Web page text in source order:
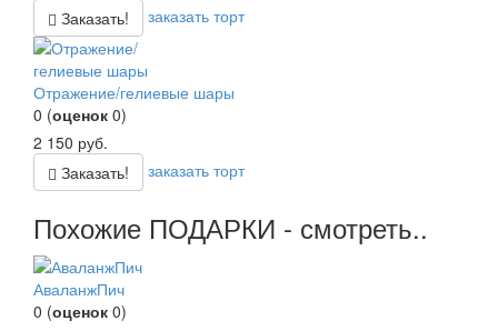
Заказать!
заказать торт
Отражение/гелиевые шары
0 (оценок 0)
2 150 руб.
Заказать!
заказать торт
Похожие ПОДАРКИ - смотреть..
АваланжПич
0 (оценок 0)